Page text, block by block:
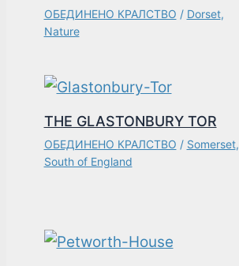
ОБЕДИНЕНО КРАЛСТВО / Dorset,
Nature
THE GLASTONBURY TOR
ОБЕДИНЕНО КРАЛСТВО / Somerset,
South of England